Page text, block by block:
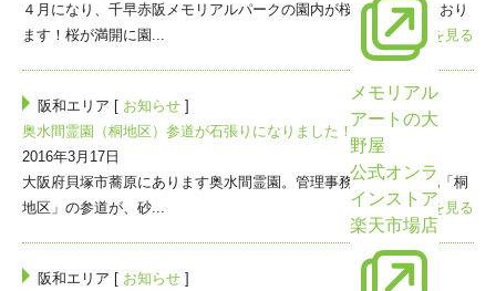
メモリアル
アートの大
野屋
公式オンラ
インストア
楽天市場店
４月になり、千早赤阪メモリアルパークの園内が桜色に染まっており
ます！桜が満開に園...
>>続きを見る
阪和エリア [ お知らせ ]
奥水間霊園（桐地区）参道が石張りになりました！
2016年3月17日
大阪府貝塚市蕎原にあります奥水間霊園。管理事務所前の好立地「桐
地区」の参道が、砂...
>>続きを見る
阪和エリア [ お知らせ ]